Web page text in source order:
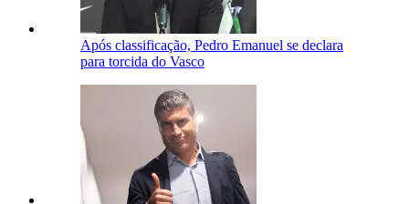
Após classificação, Pedro Emanuel se declara
para torcida do Vasco